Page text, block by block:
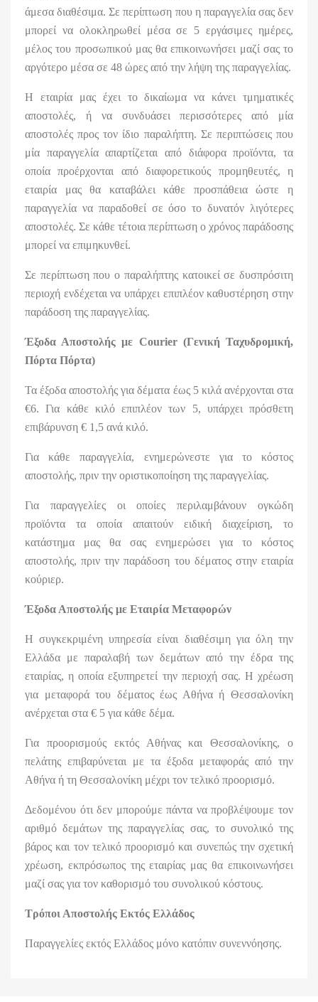
άμεσα διαθέσιμα. Σε περίπτωση που η παραγγελία σας δεν
μπορεί να ολοκληρωθεί μέσα σε 5 εργάσιμες ημέρες,
μέλος του προσωπικού μας θα επικοινωνήσει μαζί σας το
αργότερο μέσα σε 48 ώρες από την λήψη της παραγγελίας.
Η εταιρία μας έχει το δικαίωμα να κάνει τμηματικές
αποστολές, ή να συνδυάσει περισσότερες από μία
αποστολές προς τον ίδιο παραλήπτη. Σε περιπτώσεις που
μία παραγγελία απαρτίζεται από διάφορα προϊόντα, τα
οποία προέρχονται από διαφορετικούς προμηθευτές, η
εταιρία μας θα καταβάλει κάθε προσπάθεια ώστε η
παραγγελία να παραδοθεί σε όσο το δυνατόν λιγότερες
αποστολές. Σε κάθε τέτοια περίπτωση ο χρόνος παράδοσης
μπορεί να επιμηκυνθεί.
Σε περίπτωση που ο παραλήπτης κατοικεί σε δυσπρόσιτη
περιοχή ενδέχεται να υπάρχει επιπλέον καθυστέρηση στην
παράδοση της παραγγελίας.
Έξοδα Αποστολής με Courier(Γενική Ταχυδρομική,
Πόρτα Πόρτα)
Τα έξοδα αποστολής για δέματα έως 5 κιλά ανέρχονται στα
€6. Για κάθε κιλό επιπλέον των 5, υπάρχει πρόσθετη
επιβάρυνση € 1,5 ανά κιλό.
Για κάθε παραγγελία, ενημερώνεστε για το κόστος
αποστολής, πριν την οριστικοποίηση της παραγγελίας.
Για παραγγελίες οι οποίες περιλαμβάνουν ογκώδη
προϊόντα τα οποία απαιτούν ειδική διαχείριση, το
κατάστημα μας θα σας ενημερώσει για το κόστος
αποστολής, πριν την παράδοση του δέματος στην εταιρία
κούριερ.
Έξοδα Αποστολής με Εταιρία Μεταφορών
Η συγκεκριμένη υπηρεσία είναι διαθέσιμη για όλη την
Ελλάδα με παραλαβή των δεμάτων από την έδρα της
εταιρίας, η οποία εξυπηρετεί την περιοχή σας. Η χρέωση
για μεταφορά του δέματος έως Αθήνα ή Θεσσαλονίκη
ανέρχεται στα € 5 για κάθε δέμα.
Για προορισμούς εκτός Αθήνας και Θεσσαλονίκης, ο
πελάτης επιβαρύνεται με τα έξοδα μεταφοράς από την
Αθήνα ή τη Θεσσαλονίκη μέχρι τον τελικό προορισμό.
Δεδομένου ότι δεν μπορούμε πάντα να προβλέψουμε τον
αριθμό δεμάτων της παραγγελίας σας, το συνολικό της
βάρος και τον τελικό προορισμό και συνεπώς την σχετική
χρέωση, εκπρόσωπος της εταιρίας μας θα επικοινωνήσει
μαζί σας για τον καθορισμό του συνολικού κόστους.
Τρόποι Αποστολής Εκτός Ελλάδος
Παραγγελίες εκτός Ελλάδος μόνο κατόπιν συνεννόησης.